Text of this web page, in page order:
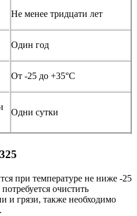
Не менее тридцати лет
Один год
От -25 до +35°С
Одни сутки
при температуре не ниже -25
очистить
и грязи, также необходимо